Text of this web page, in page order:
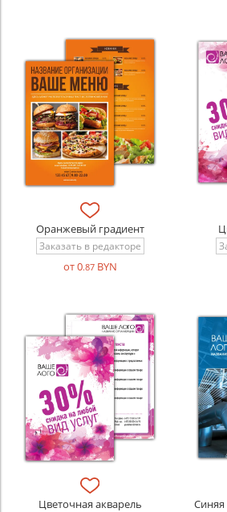
Оранжевый градиент
Заказать в редакторе
от 0.87BYN
Цветочная акварель